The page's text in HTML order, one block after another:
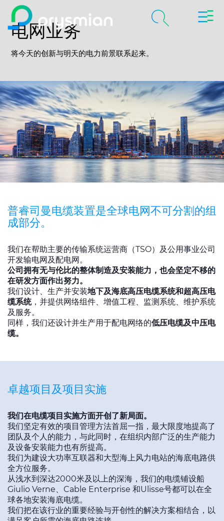
跳至主要内容
切
关于我们
历程
职业 chevron_right
联系我们
我的普睿司曼
电网业务
将今天的创新与明天的电力前景联系起来。
普睿司曼电缆装置是全球电网不可分割的组
成部分。
我们在帮助主要的传输系统运营商（TSO）及公用事业公司
开发输电网及配电网。
公司拥有无与伦比的整体制造及安装能力，也会坚定不移的
在研发方面作出努力。
我们设计、生产并安装地下及海底高压电缆系统和超高压电
缆系统，并提供网络组件、增值工程、监测系统、维护系统
及服务。
同样，我们还设计并生产用于配电网络的低压电缆及中压电
缆。
卓越项目及项目实施
我们在电缆项目实施方面开创了新局面。
我们坚定有效的项目管理方法首屈一指，最大限度地提高了
团队及个人的能力，与此同时，在组织内部广泛的生产能力
及设备安装能力也有所提高。
我们为建设大功率互联器和大型海上风力电站的海底电路供
全方位服务。
从浅水到深达2000米及以上的深海，我们的电缆铺设船
Giulio Verne、Cable Enterprise 和Ulisse号都可以在全
球各地安装海底电缆。
我们把在该行业的重要经验与开创性的解决方案相结合，以